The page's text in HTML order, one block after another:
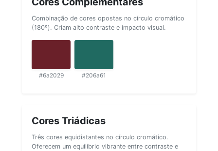
Combinação de cores opostas no círculo cromático
(180º). Criam alto contraste e impacto visual.
#6a2029 #206a61
Cores Triádicas
Três cores equidistantes no círculo cromático.
Oferecem um equilíbrio vibrante entre contraste e